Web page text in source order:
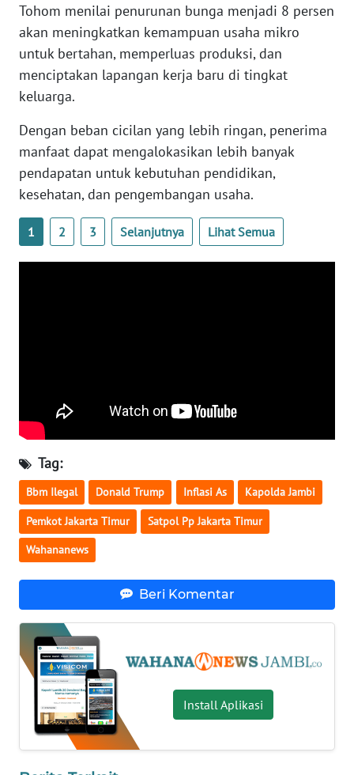
Tohom menilai penurunan bunga menjadi 8 persen
akan meningkatkan kemampuan usaha mikro
untuk bertahan, memperluas produksi, dan
menciptakan lapangan kerja baru di tingkat
keluarga.
Dengan beban cicilan yang lebih ringan, penerima
manfaat dapat mengalokasikan lebih banyak
pendapatan untuk kebutuhan pendidikan,
kesehatan, dan pengembangan usaha.
1 2 3 Selanjutnya Lihat Semua
Tag:
Bbm Ilegal Donald Trump Inflasi As Kapolda Jambi
Pemkot Jakarta Timur Satpol Pp Jakarta Timur
Wahananews
Beri Komentar
Install Aplikasi
WN
NTB
WN
SULTENG
WN
SULBAR
WN
WN
JATENG
WN
NUSANTARA
JOGJA
WN
JATIM
WN
BALI